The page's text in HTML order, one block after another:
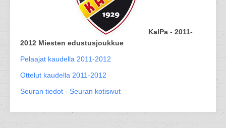
KalPa - 2011-
2012 Miesten edustusjoukkue
Pelaajat kaudella 2011-2012
Ottelut kaudella 2011-2012
Seuran tiedot - Seuran kotisivut